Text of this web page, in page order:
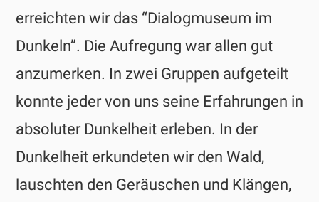
erreichten wir das “Dialogmuseum im
Dunkeln”. Die Aufregung war allen gut
anzumerken. In zwei Gruppen aufgeteilt
konnte jeder von uns seine Erfahrungen in
absoluter Dunkelheit erleben. In der
Dunkelheit erkundeten wir den Wald,
lauschten den Geräuschen und Klängen,